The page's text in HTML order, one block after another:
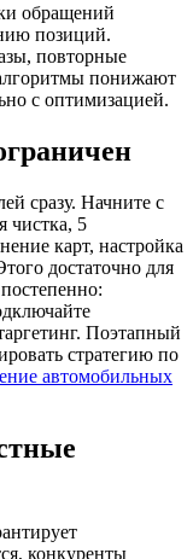
обращений
позиций.
повторные
понижают
с оптимизацией.
сразу. Начните с
чистка, 5
карт, настройка
достаточно для
Поэтапный
стратегию по
автомобильных
конкуренты